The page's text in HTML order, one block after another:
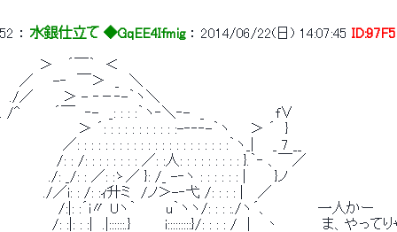
52 ： 水銀仕立て ◆GqEE4Ifmig ： 2014/06/22(日) 14:07:45
＞　 ´￣｀　＜
／　　-‐　￣＞　_　＼
./／　　　＞ - ‐－‐-｀ヽ＼
. /^　　　 ´￣　‐-　_: : : :｀ヽ‐＼‐-　_　 　 　 　 　 f∨
＞ ´: : : : : : : : : : :-‐‐‐-｀ヽ　　＞ ´　}
／: : : : : : : : : : : : : : : : : : : : : :｀ヽ_| 　 _ 7 __
/: : /: : : : : : : : ／: :人: : : : : : : : : }.｀‐ 、￣／
./: _/: : ／: :ゝ／ }: /_ -‐ヽ : : : : : : |　 　 }ノ
./／i: : /: :ｨ升ミ　/ノ＞-‐弋 /: : : : |　 ／
/:|: :´i〃 Uヽ｀　　　u｀ヽヽ/: : : :./ヽ´、　　　　　一人かー
/: :|: : :|　.|::::::.}　　　 i:::::::::}/: : : : /　|　 丶　　　　 ま、やってり